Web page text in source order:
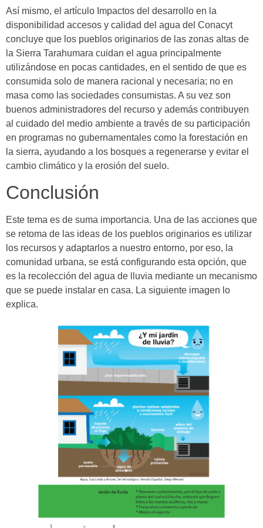
Así mismo, el artículo Impactos del desarrollo en la
disponibilidad accesos y calidad del agua del Conacyt
concluye que los pueblos originarios de las zonas altas de
la Sierra Tarahumara cuidan el agua principalmente
utilizándose en pocas cantidades, en el sentido de que es
consumida solo de manera racional y necesaria; no en
masa como las sociedades consumistas. A su vez son
buenos administradores del recurso y además contribuyen
al cuidado del medio ambiente a través de su participación
en programas no gubernamentales como la forestación en
la sierra, ayudando a los bosques a regenerarse y evitar el
cambio climático y la erosión del suelo.
Conclusión
Este tema es de suma importancia. Una de las acciones que
se retoma de las ideas de los pueblos originarios es utilizar
los recursos y adaptarlos a nuestro entorno, por eso, la
comunidad urbana, se está configurando esta opción, que
es la recolección del agua de lluvia mediante un mecanismo
que se puede instalar en casa. La siguiente imagen lo
explica.